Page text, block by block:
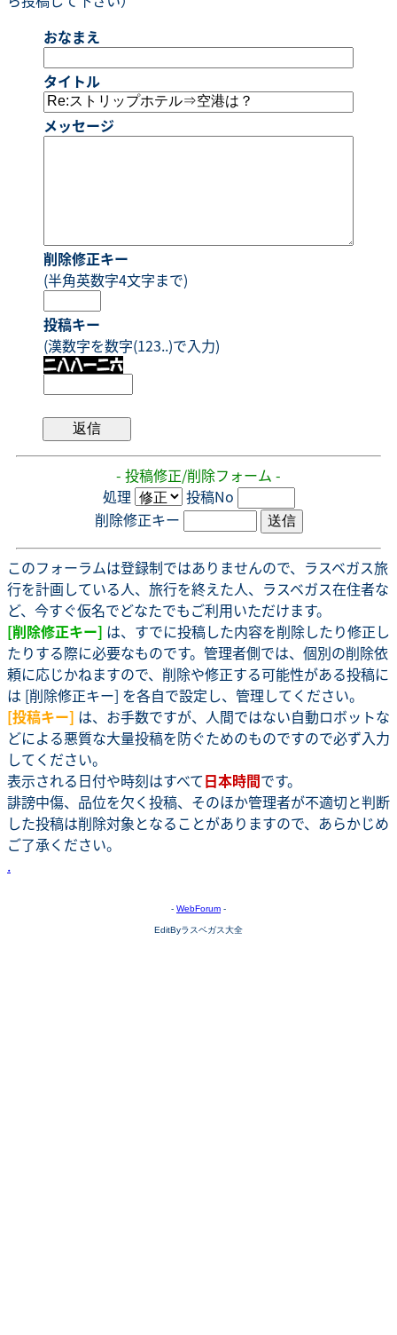
おなまえ
タイトル
メッセージ
削除修正キー
(半角英数字4文字まで)
投稿キー
(漢数字を数字(123..)で入力)
- 投稿修正/削除フォーム -
処理
投稿No
削除修正キー
このフォーラムは登録制ではありませんので、ラスベガス旅
行を計画している人、旅行を終えた人、ラスベガス在住者な
ど、今すぐ仮名でどなたでもご利用いただけます。
[削除修正キー] は、すでに投稿した内容を削除したり修正し
たりする際に必要なものです。管理者側では、個別の削除依
頼に応じかねますので、削除や修正する可能性がある投稿に
は [削除修正キー] を各自で設定し、管理してください。
[投稿キー] は、お手数ですが、人間ではない自動ロボットな
どによる悪質な大量投稿を防ぐためのものですので必ず入力
してください。
表示される日付や時刻はすべて日本時間です。
誹謗中傷、品位を欠く投稿、そのほか管理者が不適切と判断
した投稿は削除対象となることがありますので、あらかじめ
ご了承ください。
.
- WebForum -
EditByラスベガス大全